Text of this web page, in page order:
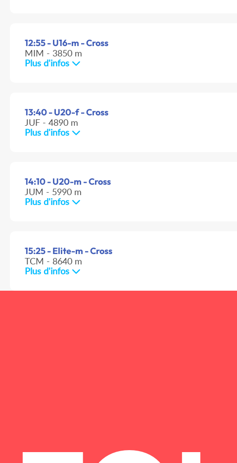
12:55 - U16-m - Cross
MIM - 3850 m
Plus d'infos
13:40 - U20-f - Cross
JUF - 4890 m
Plus d'infos
14:10 - U20-m - Cross
JUM - 5990 m
Plus d'infos
15:25 - Elite-m - Cross
TCM - 8640 m
Plus d'infos